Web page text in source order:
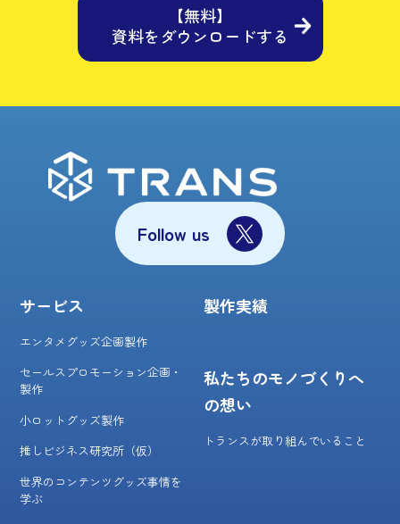
【無料】
資料をダウンロードする
Follow us
サービス
エンタメグッズ企画製作
セールスプロモーション企画・
製作
小ロットグッズ製作
推しビジネス研究所（仮）
世界のコンテンツグッズ事情を
学ぶ
製作実績
私たちのモノづくりへ
の想い
トランスが取り組んでいること